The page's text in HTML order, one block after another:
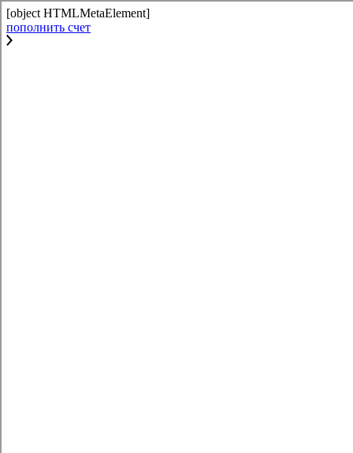
[object HTMLMetaElement]
пополнить счет